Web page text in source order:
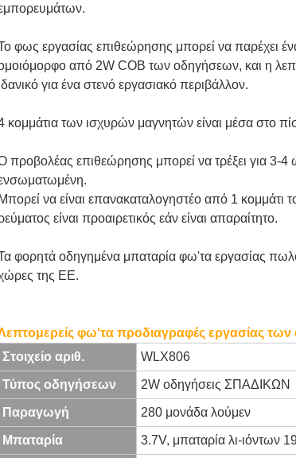
φως εργασίας επιθεώρησης μπορεί να παρέχει
από 2W COB των οδηγήσεων, και η
για ένα στενό εργασιακό περιβάλλον.
κομμάτια των ισχυρών μαγνητών είναι μέσα στο
προβολέας επιθεώρησης μπορεί να τρέξει για 3-4
Μπορεί να είναι επανακαταλογηστέο από 1
είναι προαιρετικός εάν είναι απαραίτητο.
φορητά οδηγημένα μπαταρία φω'τα εργασίας
της ΕΕ.
φω'τα προδιαγραφές εργασίας
Στοιχείο αριθ.
WLX806
Τύπος οδηγήσεων 2W οδηγήσεις ΣΠΑΔΙΚΩΝ
Παραγωγή 280 μονάδα λούμεν
Μπαταρία 3.7V, μπαταρία λι-ιόντων